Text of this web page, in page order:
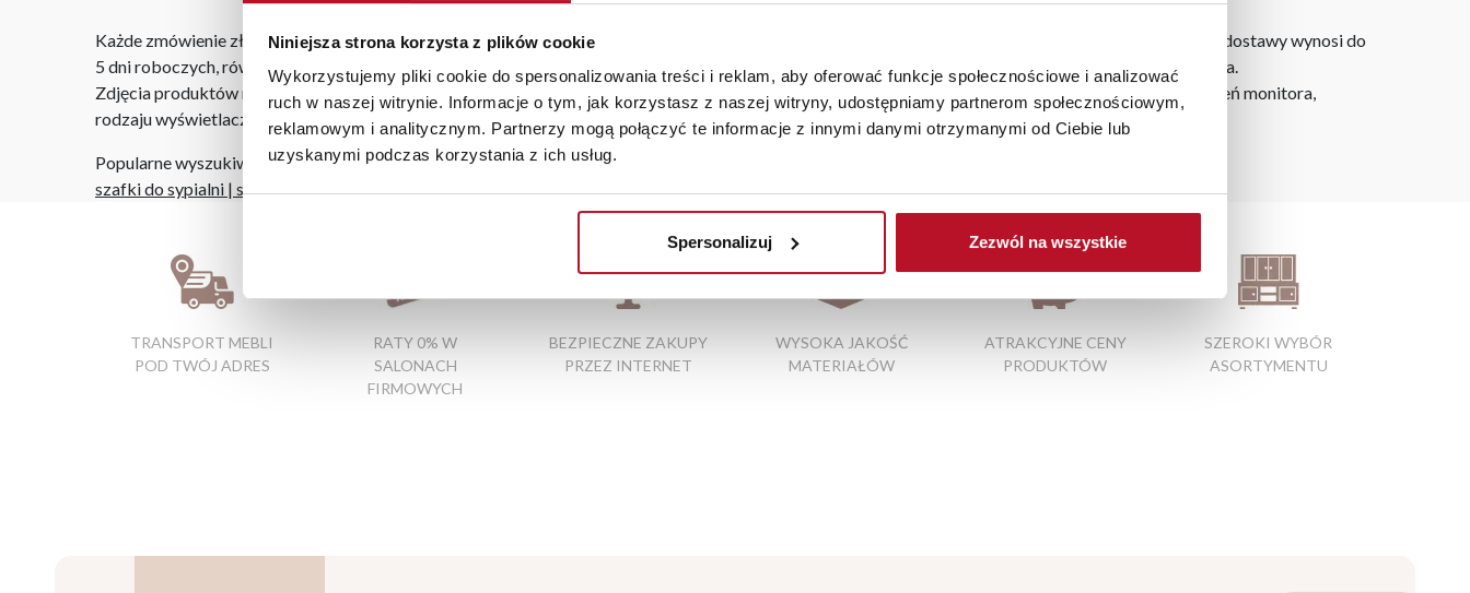
Niniejsza strona korzysta z plików cookie
Wykorzystujemy pliki cookie do spersonalizowania treści i reklam, aby oferować funkcje społecznościowe i analizować
ruch w naszej witrynie. Informacje o tym, jak korzystasz z naszej witryny, udostępniamy partnerom społecznościowym,
reklamowym i analitycznym. Partnerzy mogą połączyć te informacje z innymi danymi otrzymanymi od Ciebie lub
uzyskanymi podczas korzystania z ich usług.
Spersonalizuj Zezwól na wszystkie
Każde zmówienie złożone w sklepie stacjonarnym dostarczymy do 3 dni roboczych na terenie całej Polski. W przypadku zamówień internetowych czas dostawy wynosi do
5 dni roboczych, również na terenie całego kraju. Wszystkie zamówienia powyżej 1000 zł dostarczamy gratis niezależnie od miejsca złożenia zamówienia.
Zdjęcia produktów mają charakter poglądowy. Rzeczywiste kolory i struktura materiałów mogą różnić się od widocznych na ekranie, zależnie od ustawień monitora,
rodzaju wyświetlacza i oświetlenia.
Popularne wyszukiwania:
szafki do sypialni | sklepy meblowe lublin|rogówki do kuchni|narożniki bydgoszcz|zestawy kuchenne
TRANSPORT MEBLI
POD TWÓJ ADRES
RATY 0% W
SALONACH
FIRMOWYCH
BEZPIECZNE ZAKUPY
PRZEZ INTERNET
WYSOKA JAKOŚĆ
MATERIAŁÓW
ATRAKCYJNE CENY
PRODUKTÓW
SZEROKI WYBÓR
ASORTYMENTU